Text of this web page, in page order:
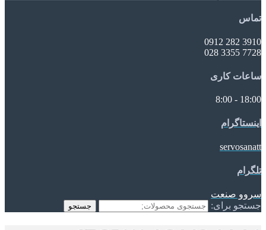
تماس
3910 282 0912
7728 3355 028
ساعات کاری
18:00 - 8:00
اینستاگرام
servosanatt
تلگرام
سروو صنعت
جستجو برای:
جستجو